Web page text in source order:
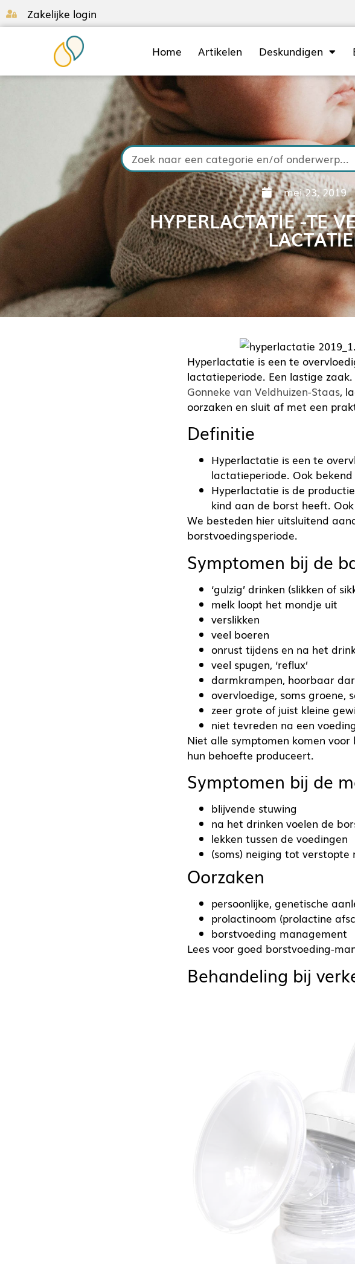
Zakelijke login
Home Artikelen Deskundigen
mei 23, 2019
HYPERLACTATIE -TE
Hyperlactatie is een te
lactatieperiode. Een lastige zaak.
Gonneke van Veldhuizen-Staas,
oorzaken en sluit af met een
Definitie
Hyperlactatie is een te
lactatieperiode. Ook
Hyperlactatie is de
kind aan de borst heeft.
We besteden hier uitsluitend
borstvoedingsperiode.
Symptomen bij de
‘gulzig’ drinken (slikken of
melk loopt het mondje uit
verslikken
veel boeren
onrust tijdens en na het
veel spugen, ‘reflux’
darmkrampen, hoorbaar
overvloedige, soms groene,
zeer grote of juist kleine
niet tevreden na een
Niet alle symptomen komen
hun behoefte produceert.
Symptomen bij de
blijvende stuwing
na het drinken voelen de
lekken tussen de voedingen
(soms) neiging tot
Oorzaken
persoonlijke, genetische
prolactinoom (prolactine
borstvoeding management
Lees voor goed borstvoeding-
Behandeling bij